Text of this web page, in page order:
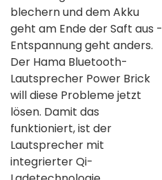
blechern und dem Akku
geht am Ende der Saft aus -
Entspannung geht anders.
Der Hama Bluetooth-
Lautsprecher Power Brick
will diese Probleme jetzt
lösen. Damit das
funktioniert, ist der
Lautsprecher mit
integrierter Qi-